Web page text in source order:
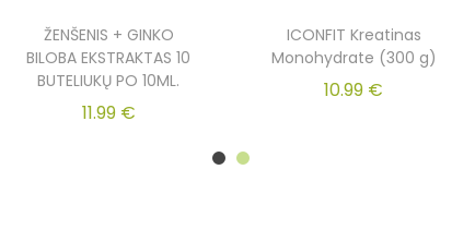
ŽENŠENIS + GINKO
BILOBA EKSTRAKTAS 10
BUTELIUKŲ PO 10ML.
11.99 €
ICONFIT Kreatinas
Monohydrate (300 g)
10.99 €